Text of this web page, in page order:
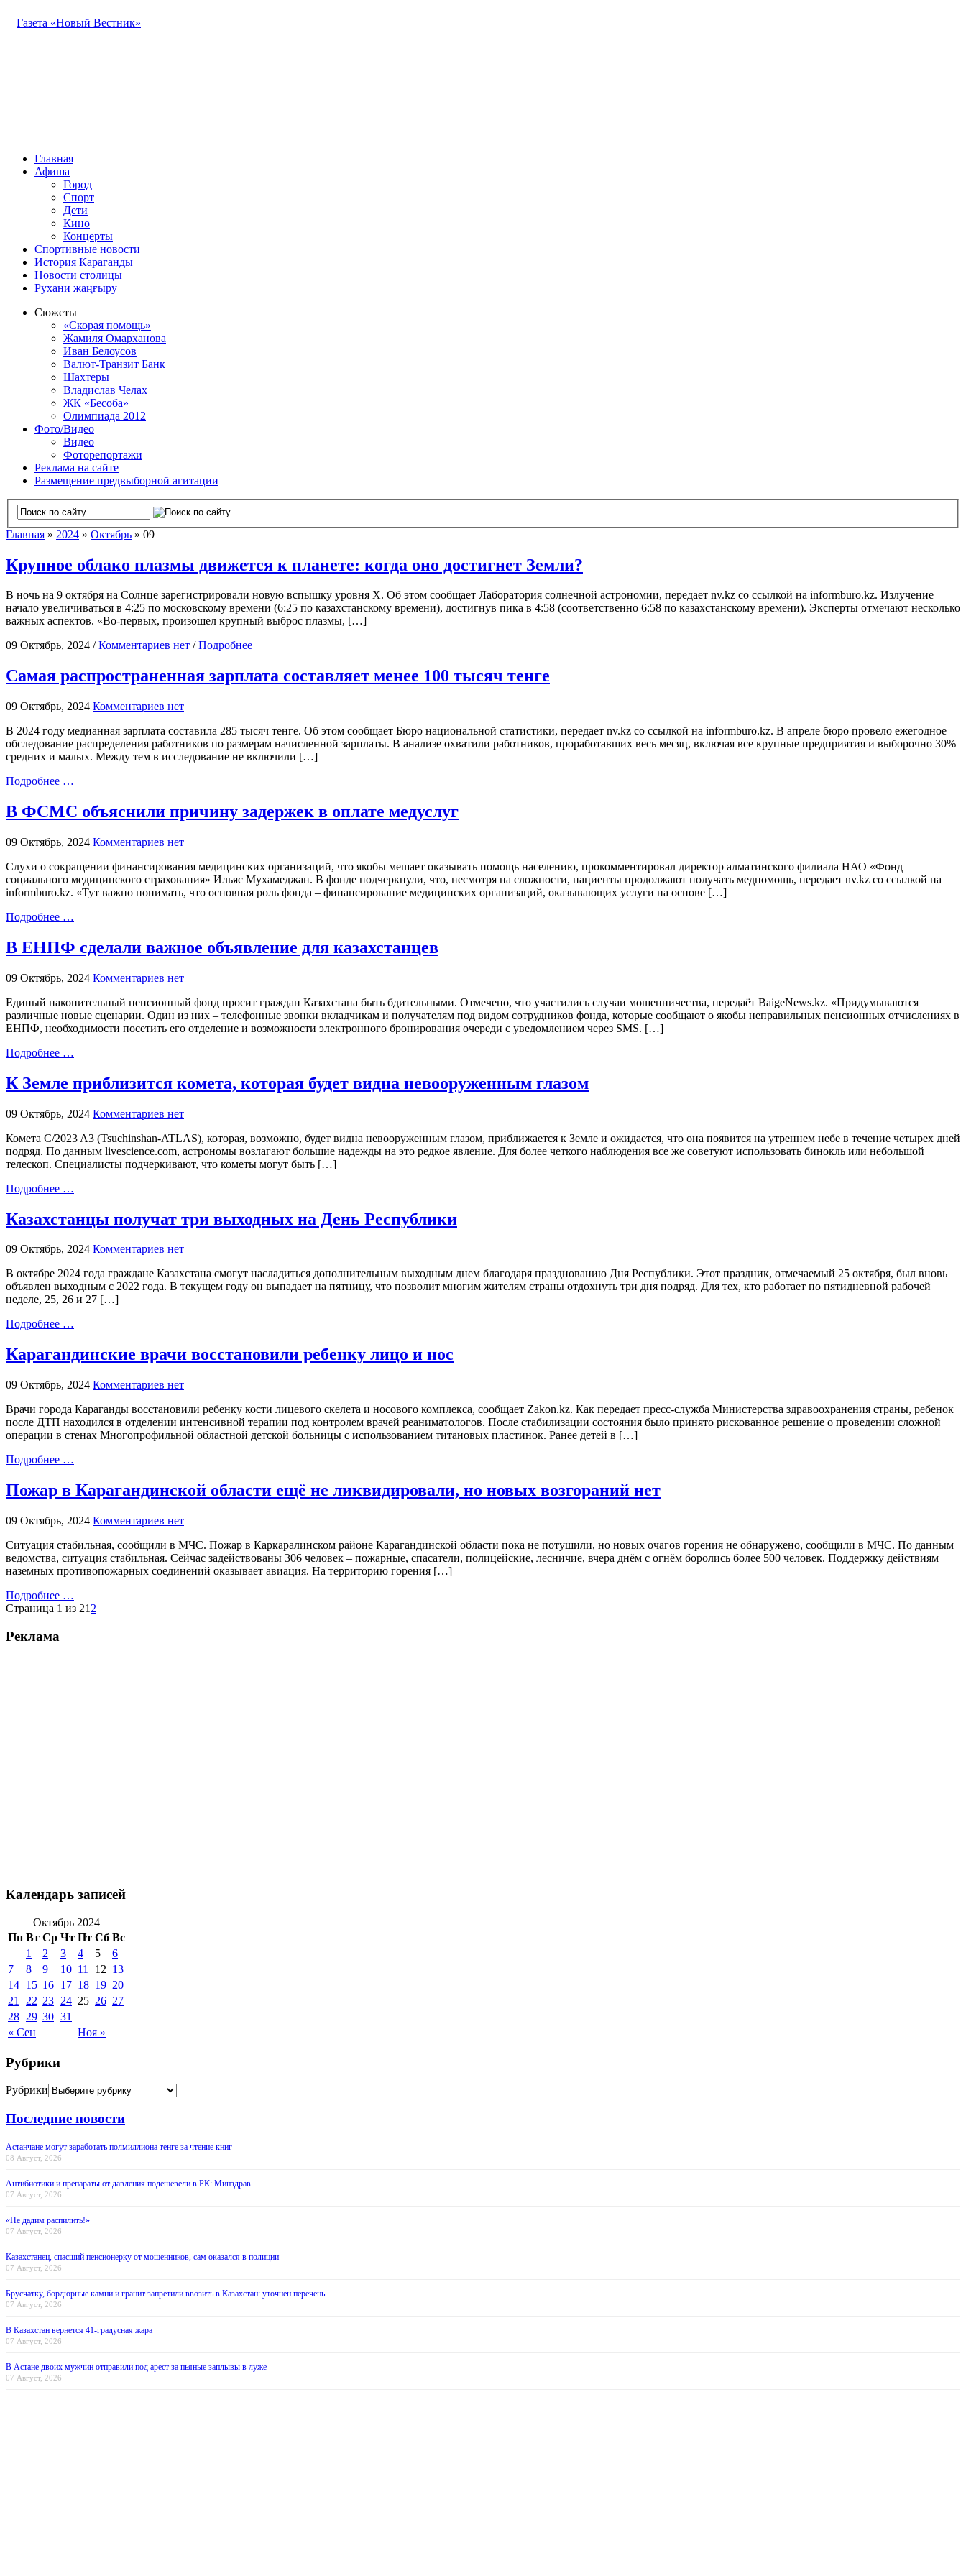
Газета «Новый Вестник»
Главная
Афиша
Город
Спорт
Дети
Кино
Концерты
Спортивные новости
История Караганды
Новости столицы
Рухани жаңғыру
Сюжеты
«Скорая помощь»
Жамиля Омарханова
Иван Белоусов
Валют-Транзит Банк
Шахтеры
Владислав Челах
ЖК «Бесоба»
Олимпиада 2012
Фото/Видео
Видео
Фоторепортажи
Реклама на сайте
Размещение предвыборной агитации
Главная » 2024 » Октябрь » 09
Крупное облако плазмы движется к планете: когда оно достигнет Земли?
В ночь на 9 октября на Солнце зарегистрировали новую вспышку уровня X. Об этом сообщает Лаборатория солнечной астрономии, передает nv.kz со ссылкой на informburo.kz. Излучение
начало увеличиваться в 4:25 по московскому времени (6:25 по казахстанскому времени), достигнув пика в 4:58 (соответственно 6:58 по казахстанскому времени). Эксперты отмечают несколько
важных аспектов. «Во-первых, произошел крупный выброс плазмы, […]
09 Октябрь, 2024 /Комментариев нет /Подробнее
Самая распространенная зарплата составляет менее 100 тысяч тенге
09 Октябрь, 2024 Комментариев нет
В 2024 году медианная зарплата составила 285 тысяч тенге. Об этом сообщает Бюро национальной статистики, передает nv.kz со ссылкой на informburo.kz. В апреле бюро провело ежегодное
обследование распределения работников по размерам начисленной зарплаты. В анализе охватили работников, проработавших весь месяц, включая все крупные предприятия и выборочно 30%
средних и малых. Между тем в исследование не включили […]
Подробнее …
В ФСМС объяснили причину задержек в оплате медуслуг
09 Октябрь, 2024 Комментариев нет
Слухи о сокращении финансирования медицинских организаций, что якобы мешает оказывать помощь населению, прокомментировал директор алматинского филиала НАО «Фонд
социального медицинского страхования» Ильяс Мухамеджан. В фонде подчеркнули, что, несмотря на сложности, пациенты продолжают получать медпомощь, передает nv.kz со ссылкой на
informburo.kz. «Тут важно понимать, что основная роль фонда – финансирование медицинских организаций, оказывающих услуги на основе […]
Подробнее …
В ЕНПФ сделали важное объявление для казахстанцев
09 Октябрь, 2024 Комментариев нет
Единый накопительный пенсионный фонд просит граждан Казахстана быть бдительными. Отмечено, что участились случаи мошенничества, передаёт BaigeNews.kz. «Придумываются
различные новые сценарии. Один из них – телефонные звонки вкладчикам и получателям под видом сотрудников фонда, которые сообщают о якобы неправильных пенсионных отчислениях в
ЕНПФ, необходимости посетить его отделение и возможности электронного бронирования очереди с уведомлением через SMS. […]
Подробнее …
К Земле приблизится комета, которая будет видна невооруженным глазом
09 Октябрь, 2024 Комментариев нет
Комета C/2023 A3 (Tsuchinshan-ATLAS), которая, возможно, будет видна невооруженным глазом, приближается к Земле и ожидается, что она появится на утреннем небе в течение четырех дней
подряд. По данным livescience.com, астрономы возлагают большие надежды на это редкое явление. Для более четкого наблюдения все же советуют использовать бинокль или небольшой
телескоп. Специалисты подчеркивают, что кометы могут быть […]
Подробнее …
Казахстанцы получат три выходных на День Республики
09 Октябрь, 2024 Комментариев нет
В октябре 2024 года граждане Казахстана смогут насладиться дополнительным выходным днем благодаря празднованию Дня Республики. Этот праздник, отмечаемый 25 октября, был вновь
объявлен выходным с 2022 года. В текущем году он выпадает на пятницу, что позволит многим жителям страны отдохнуть три дня подряд. Для тех, кто работает по пятидневной рабочей
неделе, 25, 26 и 27 […]
Подробнее …
Карагандинские врачи восстановили ребенку лицо и нос
09 Октябрь, 2024 Комментариев нет
Врачи города Караганды восстановили ребенку кости лицевого скелета и носового комплекса, сообщает Zakon.kz. Как передает пресс-служба Министерства здравоохранения страны, ребенок
после ДТП находился в отделении интенсивной терапии под контролем врачей реаниматологов. После стабилизации состояния было принято рискованное решение о проведении сложной
операции в стенах Многопрофильной областной детской больницы с использованием титановых пластинок. Ранее детей в […]
Подробнее …
Пожар в Карагандинской области ещё не ликвидировали, но новых возгораний нет
09 Октябрь, 2024 Комментариев нет
Ситуация стабильная, сообщили в МЧС. Пожар в Каркаралинском районе Карагандинской области пока не потушили, но новых очагов горения не обнаружено, сообщили в МЧС. По данным
ведомства, ситуация стабильная. Сейчас задействованы 306 человек – пожарные, спасатели, полицейские, лесничие, вчера днём с огнём боролись более 500 человек. Поддержку действиям
наземных противопожарных соединений оказывает авиация. На территорию горения […]
Подробнее …
Страница 1 из 21 2
Реклама
Календарь записей
Октябрь 2024
Пн Вт Ср Чт Пт Сб Вс
« Сен Ноя »
1 2 3 4 5
6
7
8 9 10 11 12 13
14 15 16 17 18 19 20
21
22 23 24 25 26 27
28 29 30 31
Рубрики
Рубрики
Последние новости
Астанчане могут заработать полмиллиона тенге за чтение книг
08 Август, 2026
Антибиотики и препараты от давления подешевели в РК: Минздрав
07 Август, 2026
«Не дадим распилить!»
07 Август, 2026
Казахстанец, спасший пенсионерку от мошенников, сам оказался в полиции
07 Август, 2026
Брусчатку, бордюрные камни и гранит запретили ввозить в Казахстан: уточнен перечень
07 Август, 2026
В Казахстан вернется 41-градусная жара
07 Август, 2026
В Астане двоих мужчин отправили под арест за пьяные заплывы в луже
07 Август, 2026